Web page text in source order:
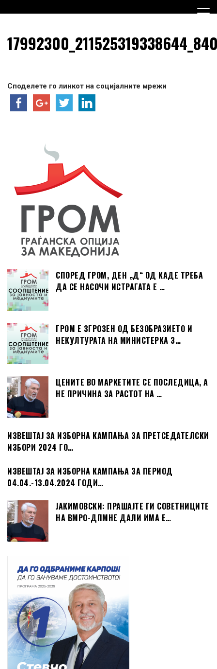
to
Граѓанска Опција за
Македонија
Споделете го линкот на социјалните мрежи
СПОРЕД ГРОМ, ДЕН „Д“ ОД КАДЕ ТРЕБА
ДА СЕ НАСОЧИ ИСТРАГАТА Е …
ГРОМ Е ЗГРОЗЕН ОД БЕЗОБРАЗИЕТО И
НЕКУЛТУРАТА НА МИНИСТЕРКА З…
ЦЕНИТЕ ВО МАРКЕТИТЕ СЕ ПОСЛЕДИЦА, А
НЕ ПРИЧИНА ЗА РАСТОТ НА …
ИЗВЕШТАЈ ЗА ИЗБОРНА КАМПАЊА ЗА ПРЕТСЕДАТЕЛСКИ
ИЗБОРИ 2024 ГО…
ИЗВЕШТАЈ ЗА ИЗБОРНА КАМПАЊА ЗА ПЕРИОД
04.04.-13.04.2024 ГОДИ…
ЈАКИМОВСКИ: ПРАШАЈТЕ ГИ СОВЕТНИЦИТЕ
НА ВМРО-ДПМНЕ ДАЛИ ИМА Е…